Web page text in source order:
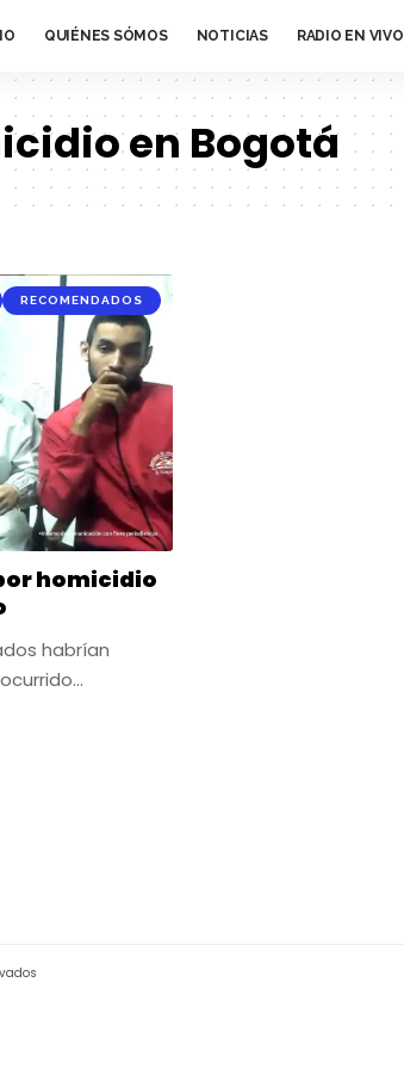
QUIÉNES SÓMOS NOTICIAS RADIO EN VIVO
en Bogotá
RECOMENDADOS
homicidio
habrían